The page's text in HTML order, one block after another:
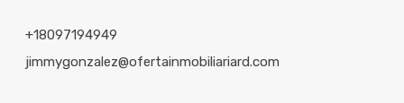
+18097194949
jimmygonzalez@ofertainmobiliariard.com